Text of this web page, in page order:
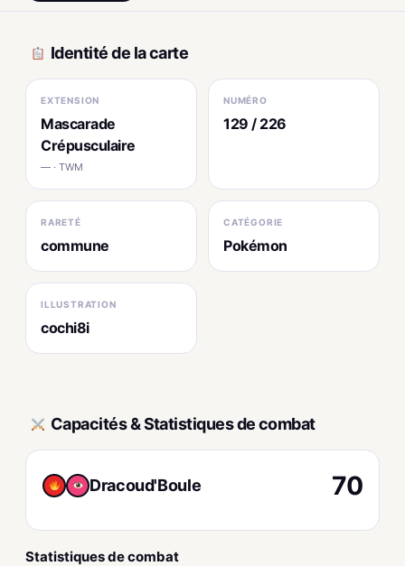
Identité de la carte
EXTENSION
Mascarade
Crépusculaire
— · TWM
NUMÉRO
129 / 226
RARETÉ
commune
CATÉGORIE
Pokémon
ILLUSTRATION
cochi8i
Capacités & Statistiques de combat
Dracoud'Boule 70
Statistiques de combat